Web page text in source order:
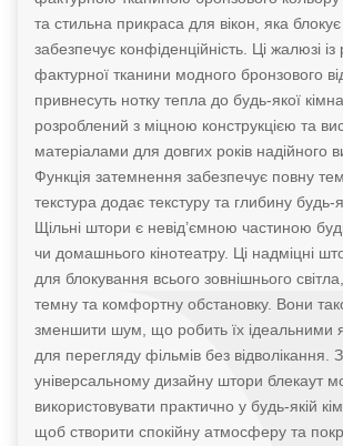
та стильна прикраса для вікон, яка блокує
забезпечує конфіденційність. Ці жалюзі із
фактурної тканини модного бронзового
привнесуть нотку тепла до будь-якої
розроблений з міцною конструкцією та
матеріалами для довгих років надійного
Функція затемнення забезпечує повну
текстура додає текстуру та глибину будь-
Щільні штори є невід’ємною частиною
чи домашнього кінотеатру. Ці надміцні
для блокування всього зовнішнього
темну та комфортну обстановку. Вони
зменшити шум, що робить їх ідеальними
для перегляду фільмів без відволікання.
універсальному дизайну штори блекаут
використовувати практично у будь-якій
щоб створити спокійну атмосферу та